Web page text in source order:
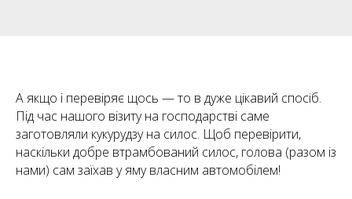
А якщо і перевіряє щось — то в дуже цікавий спосіб.
Під час нашого візиту на господарстві саме
заготовляли кукурудзу на силос. Щоб перевірити,
наскільки добре втрамбований силос, голова (разом із
нами) сам заїхав у яму власним автомобілем!